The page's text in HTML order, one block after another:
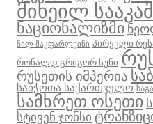
მიხეილ
ნაციონალიზმი
ნილ მაკფარლეინი პირველი
რონალდ გრიგორ სუნი
რუსეთის იმპერია
საბჭოთა საქართველო
სამხრეთ ოსეთი
სტივენ ჯონსი